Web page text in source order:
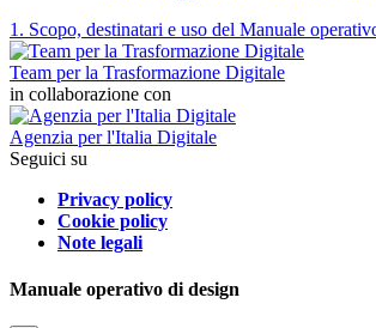
1. Scopo, destinatari e uso del Manuale
Team per la Trasformazione Digitale
in collaborazione con
Agenzia per l'Italia Digitale
Seguici su
Privacy policy
Cookie policy
Note legali
Manuale operativo di design